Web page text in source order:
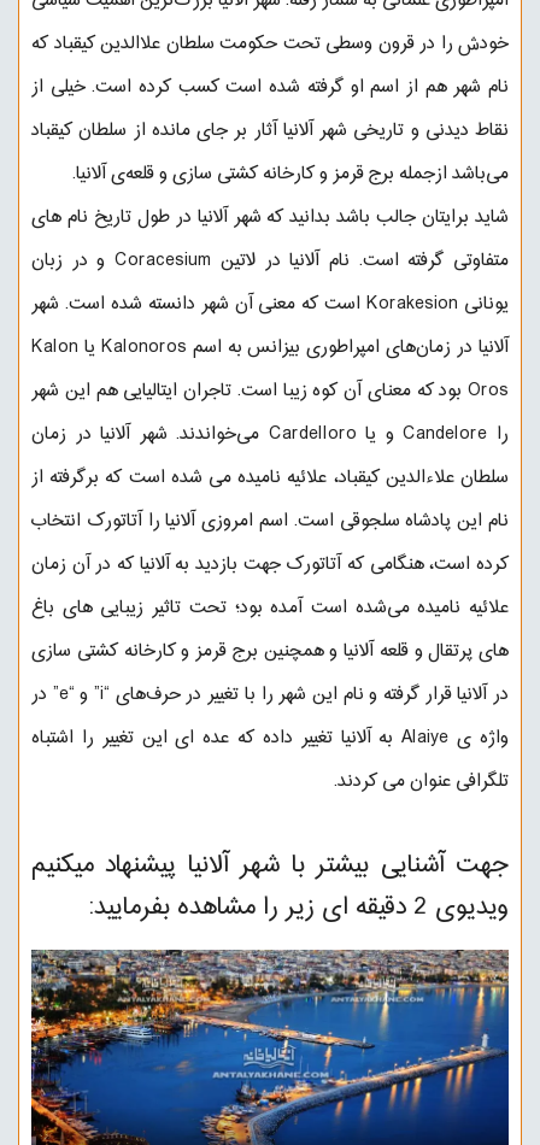
خودش را در قرون وسطی تحت حکومت سلطان علاالدین کیقباد که
نام شهر هم از اسم او گرفته شده است کسب کرده است. خیلی از
نقاط دیدنی و تاریخی شهر آلانیا آثار بر جای مانده از سلطان کیقباد
می‌باشد ازجمله برج قرمز و کارخانه کشتی سازی و قلعه‌ی آلانیا.
شاید برایتان جالب باشد بدانید که شهر آلانیا در طول تاریخ نام های
متفاوتی گرفته است. نام آلانیا در لاتین Coracesium و در زبان
یونانی Korakesion است که معنی آن شهر دانسته شده است. شهر
آلانیا در زمان‌های امپراطوری بیزانس به اسم Kalonoros یا Kalon
Oros بود که معنای آن کوه زیبا است. تاجران ایتالیایی هم این شهر
را Candelore و یا Cardelloro می‌خواندند. شهر آلانیا در زمان
سلطان علاءالدین کیقباد، علائیه نامیده می شده است که برگرفته از
نام این پادشاه سلجوقی است. اسم امروزی آلانیا را آتاتورک انتخاب
کرده است، هنگامی که آتاتورک جهت بازدید به آلانیا که در آن زمان
علائیه نامیده می‌شده است آمده بود؛ تحت تاثیر زیبایی های باغ
های پرتقال و قلعه آلانیا و همچنین برج قرمز و کارخانه کشتی سازی
در آلانیا قرار گرفته و نام این شهر را با تغییر در حرف‌های “i” و “e” در
واژه ی Alaiye به آلانیا تغییر داده که عده ای این تغییر را اشتباه
تلگرافی عنوان می کردند.
جهت آشنایی بیشتر با شهر آلانیا پیشنهاد میکنیم
ویدیوی 2 دقیقه ای زیر را مشاهده بفرمایید: